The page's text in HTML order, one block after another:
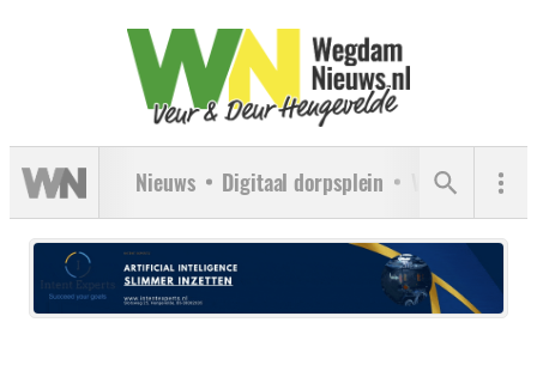
Nieuws Digitaal dorpsplein Verenigingen